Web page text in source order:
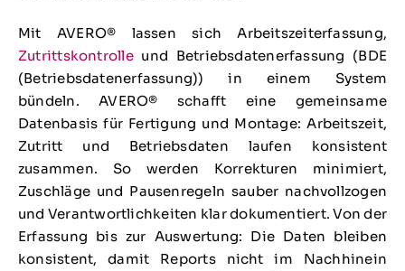
Mit AVERO® lassen sich Arbeitszeiterfassung,
Zutrittskontrolleund Betriebsdatenerfassung (BDE
(Betriebsdatenerfassung)) in einem System
bündeln. AVERO® schafft eine gemeinsame
Datenbasis für Fertigung und Montage: Arbeitszeit,
Zutritt und Betriebsdaten laufen konsistent
zusammen. So werden Korrekturen minimiert,
Zuschläge und Pausenregeln sauber nachvollzogen
und Verantwortlichkeiten klar dokumentiert. Von der
Erfassung bis zur Auswertung: Die Daten bleiben
konsistent, damit Reports nicht im Nachhinein